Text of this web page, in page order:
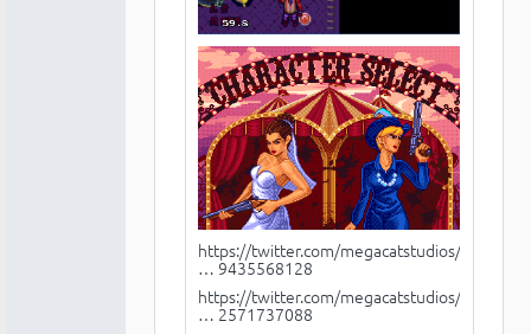
https://twitter.com/megacatstudios/stat
… 9435568128
https://twitter.com/megacatstudios/stat
… 2571737088